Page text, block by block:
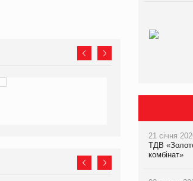
21 січня
ТДВ
комбінат»